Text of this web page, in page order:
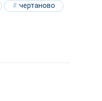
чертаново